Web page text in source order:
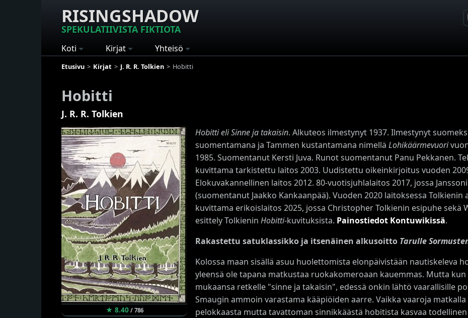
RISINGSHADOW
SPEKULATIIVISTA FIKTIOTA
Koti Kirjat Yhteisö
Etusivu Kirjat J. R. R. Tolkien Hobitti
Hobitti
J. R. R. Tolkien
★ 8.40/ 786
Hobitti eli Sinne ja takaisin. Alkuteos ilmestynyt 1937. Ilmestynyt
suomentamana ja Tammen kustantamana nimellä Lohikäärmevuori
1985. Suomentanut Kersti Juva. Runot suomentanut Panu Pekkanen.
kuvittama tarkistettu laitos 2003. Uudistettu oikeinkirjoitus vuoden
Elokuvakannellinen laitos 2012. 80-vuotisjuhlalaitos 2017, jossa
(suomentanut Jaakko Kankaanpää). Vuoden 2020 laitoksessa
kuvittama erikoislaitos 2025, jossa Christopher Tolkienin esipuhe sekä
esittely Tolkienin Hobitti-kuvituksista. Painostiedot Kontuwikissä.
Rakastettu satuklassikko ja itsenäinen alkusoitto Tarulle
Kolossa maan sisällä asuu huolettomista elonpäivistään nautiskeleva
yleensä ole tapana matkustaa ruokakomeroaan kauemmas. Mutta
mukaansa retkelle "sinne ja takaisin", edessä onkin lähtö vaarallisille
Smaugin ammoin varastama kääpiöiden aarre. Vaikka vaaroja
pelokkaasta mutta tavattoman sinnikkäästä hobitista kasvaa